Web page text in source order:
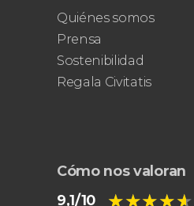
Quiénes somos
Prensa
Sostenibilidad
Regala Civitatis
Cómo nos valoran
9,1/10
★★★★★
★★★★★